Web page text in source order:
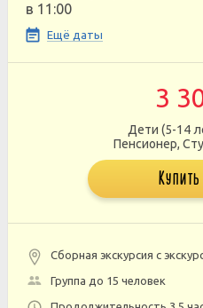
в 11:00
Ещё даты
3
Дети (5-14
Пенсионер,
Сборная экскурсия с
Группа до 15 человек